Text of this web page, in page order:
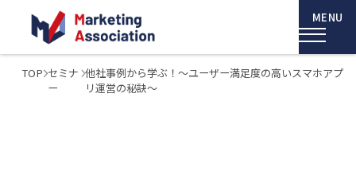
TOP セミナ
ー
他社事例から学ぶ！～ユーザー満足度の高いスマホアプ
リ運営の秘訣～